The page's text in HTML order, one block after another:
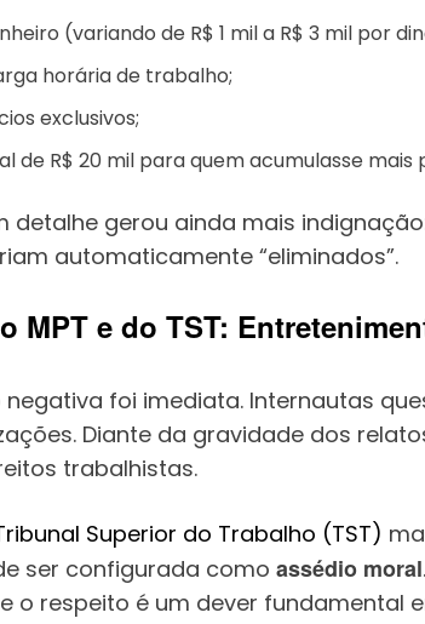
(variando de R$ 1 mil a R$ 3 mil por
horária de trabalho;
exclusivos;
de R$ 20 mil para quem acumulasse mais
detalhe gerou ainda mais
automaticamente “eliminados”.
MPT e do TST:
negativa foi imediata. Internautas
Diante da gravidade dos
trabalhistas.
Superior do Trabalho (TST)
ser configurada como assédio moral
o respeito é um dever fundamental